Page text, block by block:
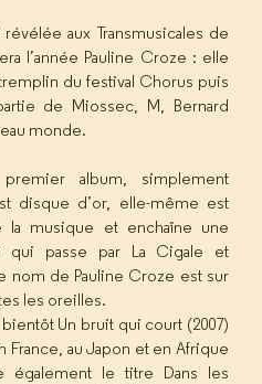
aux Transmusicales de
l’année Pauline Croze : elle
du festival Chorus puis
de Miossec, M, Bernard
monde.
album, simplement
disque d’or, elle-même est
la musique et enchaîne une
qui passe par La Cigale et
nom de Pauline Croze est sur
les oreilles.
Un bruit qui court (2007)
au Japon et en Afrique
également le titre Dans les